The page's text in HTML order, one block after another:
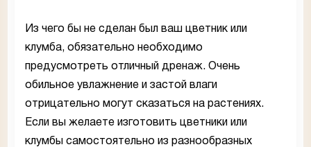
Из чего бы не сделан был ваш цветник или
клумба, обязательно необходимо
предусмотреть отличный дренаж. Очень
обильное увлажнение и застой влаги
отрицательно могут сказаться на растениях.
Если вы желаете изготовить цветники или
клумбы самостоятельно из разнообразных